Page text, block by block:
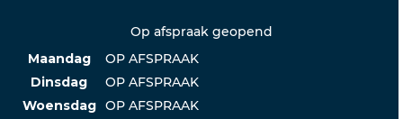
Op afspraak geopend
Maandag
OP AFSPRAAK
Dinsdag
OP AFSPRAAK
Woensdag OP AFSPRAAK